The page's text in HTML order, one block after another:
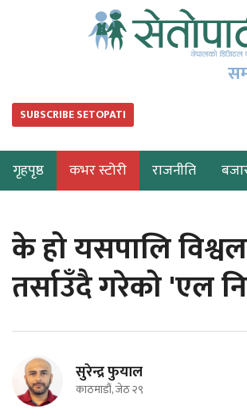
SUBSCRIBE SETOPATI
गृहपृष्ठ कभर स्टोरी राजनीति
के हो यसपालि
तर्साउँदै गरेको 'एल
सुरेन्द्र फुयाल
काठमाडौं, जेठ २९